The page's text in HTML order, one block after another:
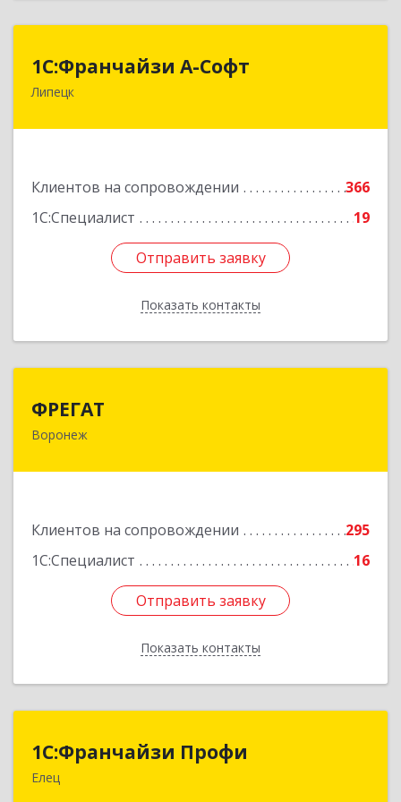
1С:Франчайзи А-Софт
Липецк
Клиентов на сопровождении
366
1С:Специалист
19
Отправить заявку
Показать контакты
1С:Франчайзи А-Софт
398059, Липецкая обл, Липецк г, Фрунзе ул,
Отправить заявку
Назад
ФРЕГАТ
Воронеж
Клиентов на сопровождении
295
1С:Специалист
16
Отправить заявку
Показать контакты
Отправить заявку
Назад
1С:Франчайзи Профи
Елец
1С:Франчайзи Профи